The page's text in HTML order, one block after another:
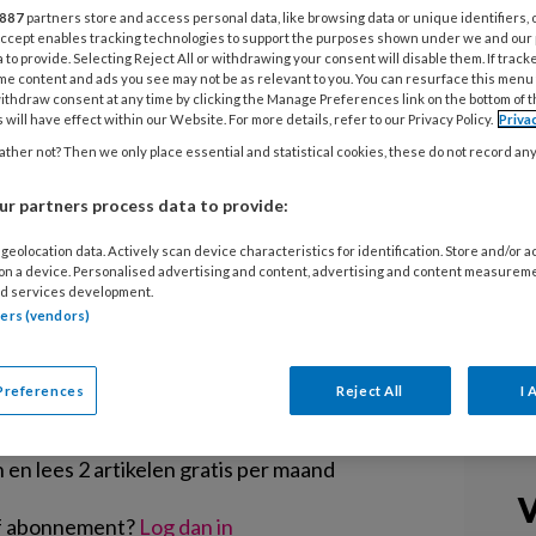
in de kinderopvang: is dat onze
onderwijs overlaten? Kinderopvang
tijd overblijven om te spelen.
jonge kinderen juist in hun
basis kunnen leggen. Is er
dat slechts schijn?
lezen?
lees 2 artikelen gratis per maand
Log dan in
887 partners store and access personal data, like browsing data or unique identifiers,
enables tracking technologies to support the purposes shown under we and
to provide. Selecting Reject All or withdrawing your consent will disable them. If
content and ads you see may not be as relevant to you. You can resurface this
consent at any time by clicking the Manage Preferences link on the bottom of
will have effect within our Website. For more details, refer to our Privacy Policy.
not? Then we only place essential and statistical cookies, these do not record
partners process data to provide:
data. Actively scan device characteristics for identification. Store and/or
a device. Personalised advertising and content, advertising and content
services development.
(vendors)
Reject All I